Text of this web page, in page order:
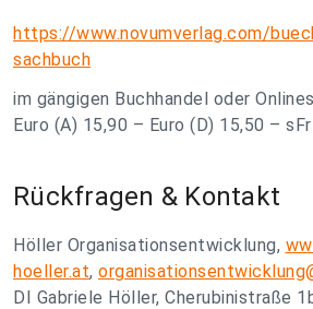
https://www.novumverlag.com/
sachbuch
im gängigen Buchhandel oder
Euro (A) 15,90 – Euro (D) 15,50 –
Rückfragen & Kontakt
Höller Organisationsentwicklung,
hoeller.at,
DI Gabriele Höller, Cherubinistraße